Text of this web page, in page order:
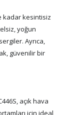
kadar kesintisiz
yoğun
Ayrıca,
güvenilir bir
açık hava
için ideal